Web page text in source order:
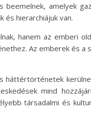
amelyek
és hierarchiájuk van.
hanem az emberi
Az emberek és
mind
társadalmi és